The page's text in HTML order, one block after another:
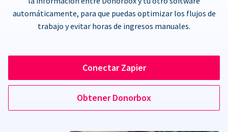
automáticamente, para que puedas optimizar los flujos de
trabajo y evitar horas de ingresos manuales.
Conectar Zapier
Obtener Donorbox